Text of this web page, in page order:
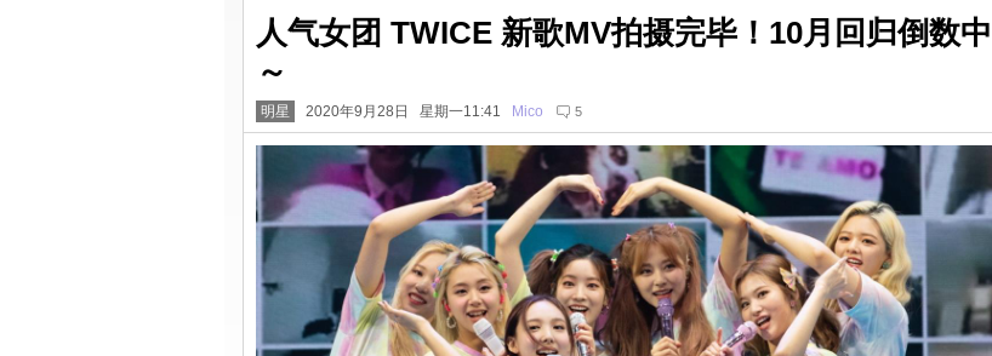
人气女团 TWICE 新歌MV拍摄完毕！10月回归倒数中
～
明星 2020年9月28日 星期一11:41 Mico 5